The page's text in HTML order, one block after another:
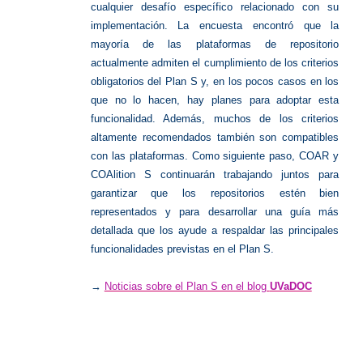
cualquier desafío específico relacionado con su
implementación. La encuesta encontró que la
mayoría de las plataformas de repositorio
actualmente admiten el cumplimiento de los criterios
obligatorios del Plan S y, en los pocos casos en los
que no lo hacen, hay planes para adoptar esta
funcionalidad. Además, muchos de los criterios
altamente recomendados también son compatibles
con las plataformas. Como siguiente paso, COAR y
COAlition S continuarán trabajando juntos para
garantizar que los repositorios estén bien
representados y para desarrollar una guía más
detallada que los ayude a respaldar las principales
funcionalidades previstas en el Plan S.
→ Noticias sobre el Plan S en el blog UVaDOC